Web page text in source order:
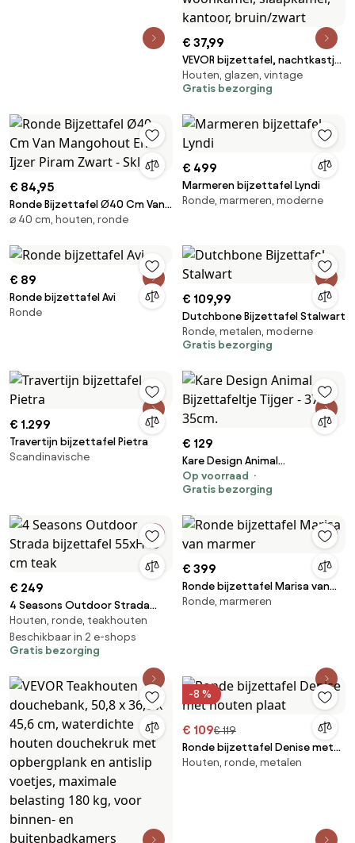
€ 37,99
VEVOR bijzettafel, nachtkastje
met 2 niveaus en open planken,
modern nachtkastje met X-
salontafel voor woonkamer,
slaapkamer, kantoor,
Houten, glazen, vintage
Gratis bezorging
€ 84,95
Ronde Bijzettafel Ø40 Cm Van
Mangohout En Ijzer Piram Zwart
⌀ 40 cm, houten, ronde
€ 499
Marmeren bijzettafel Lyndi
Ronde, marmeren, moderne
€ 89
Ronde bijzettafel Avi
Ronde
€ 109,99
Dutchbone Bijzettafel Stalwart
Ronde, metalen, moderne
Gratis bezorging
€ 1.299
Travertijn bijzettafel Pietra
Scandinavische
€ 129
Kare Design Animal
Bijzettafeltje Tijger - 37 X 35cm.
Op voorraad
Gratis bezorging
€ 249
4 Seasons Outdoor Strada
bijzettafel 55xH45 cm teak
Houten, ronde, teakhouten
Beschikbaar in 2 e-shops
Gratis bezorging
€ 399
Ronde bijzettafel Marisa van
marmer
Ronde, marmeren
-8 %
€ 109€ 119
Ronde bijzettafel Denise met
houten plaat
Houten, ronde, metalen